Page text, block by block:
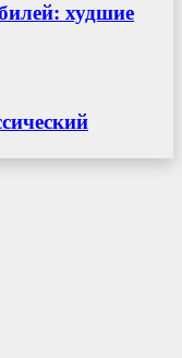
худшие